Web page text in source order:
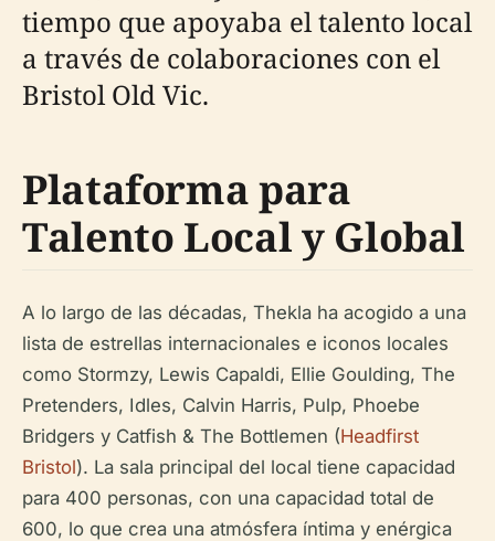
tiempo que apoyaba el talento local
a través de colaboraciones con el
Bristol Old Vic.
Plataforma para
Talento Local y Global
A lo largo de las décadas, Thekla ha acogido a una
lista de estrellas internacionales e iconos locales
como Stormzy, Lewis Capaldi, Ellie Goulding, The
Pretenders, Idles, Calvin Harris, Pulp, Phoebe
Bridgers y Catfish & The Bottlemen (Headfirst
Bristol). La sala principal del local tiene capacidad
para 400 personas, con una capacidad total de
600, lo que crea una atmósfera íntima y enérgica